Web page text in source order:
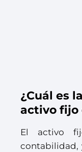
¿Cuál es
activo fijo
El activo
contabilidad,